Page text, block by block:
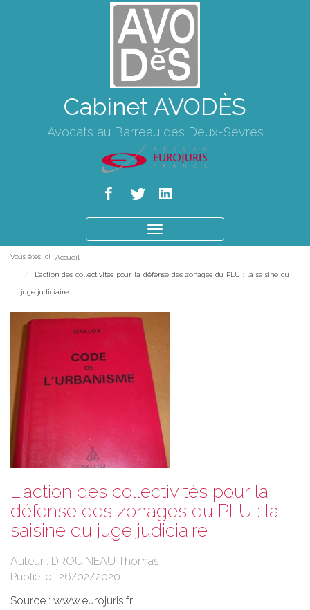
Cabinet AVODÈS
Avocats au Barreau des Deux-Sèvres
le
Vous êtes ici : Accueil
L'action des collectivités pour la défense des zonages du PLU : la saisine du
juge judiciaire
L'action des collectivités pour la
défense des zonages du PLU : la
saisine du juge judiciaire
Auteur : DROUINEAU Thomas
Publié le : 26/02/2020
Source : www.eurojuris.fr